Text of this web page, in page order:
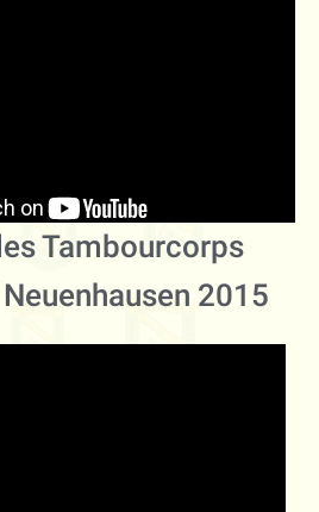
Tambourcorps
2015